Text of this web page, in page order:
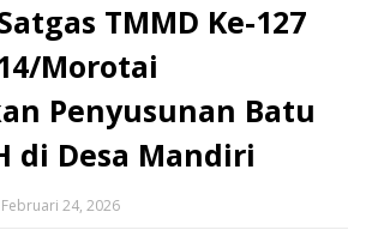
TMMD Ke-127
Morotai
Penyusunan Batu
di Desa Mandiri
Februari 24, 2026